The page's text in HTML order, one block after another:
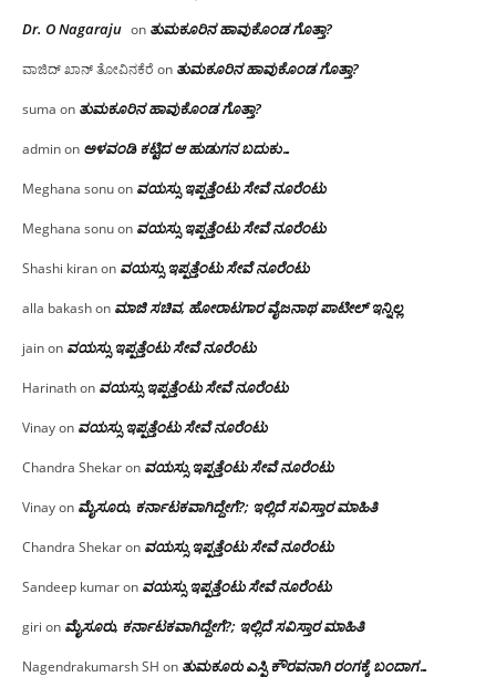
Dr. O Nagaraju on ತುಮಕೂರಿನ ಹಾವುಕೊಂಡ ಗೊತ್ತಾ?
ವಾಜಿದ್ ಖಾನ್ ತೋವಿನಕೆರೆ on ತುಮಕೂರಿನ ಹಾವುಕೊಂಡ ಗೊತ್ತಾ?
suma on ತುಮಕೂರಿನ ಹಾವುಕೊಂಡ ಗೊತ್ತಾ?
adminon ಅಳವಂಡಿ ಕಟ್ಟಿದ ಆ ಹುಡುಗನ ಬದುಕು…
Meghana sonuon ವಯಸ್ಸು ಇಪ್ಪತ್ತೆಂಟು ಸೇವೆ ನೂರೆಂಟು
Meghana sonuon ವಯಸ್ಸು ಇಪ್ಪತ್ತೆಂಟು ಸೇವೆ ನೂರೆಂಟು
Shashi kiranon ವಯಸ್ಸು ಇಪ್ಪತ್ತೆಂಟು ಸೇವೆ ನೂರೆಂಟು
alla bakashon ಮಾಜಿ ಸಚಿವ, ಹೋರಾಟಗಾರ ವೈಜನಾಥ ಪಾಟೀಲ್ ಇನ್ನಿಲ್ಲ
jainon ವಯಸ್ಸು ಇಪ್ಪತ್ತೆಂಟು ಸೇವೆ ನೂರೆಂಟು
Harinathon ವಯಸ್ಸು ಇಪ್ಪತ್ತೆಂಟು ಸೇವೆ ನೂರೆಂಟು
Vinayon ವಯಸ್ಸು ಇಪ್ಪತ್ತೆಂಟು ಸೇವೆ ನೂರೆಂಟು
Chandra Shekaron ವಯಸ್ಸು ಇಪ್ಪತ್ತೆಂಟು ಸೇವೆ ನೂರೆಂಟು
Vinayon ಮೈಸೂರು, ಕರ್ನಾಟಕವಾಗಿದ್ದೇಗೆ?; ಇಲ್ಲಿದೆ ಸವಿಸ್ತಾರ ಮಾಹಿತಿ
Chandra Shekaron ವಯಸ್ಸು ಇಪ್ಪತ್ತೆಂಟು ಸೇವೆ ನೂರೆಂಟು
Sandeep kumaron ವಯಸ್ಸು ಇಪ್ಪತ್ತೆಂಟು ಸೇವೆ ನೂರೆಂಟು
giri on ಮೈಸೂರು, ಕರ್ನಾಟಕವಾಗಿದ್ದೇಗೆ?; ಇಲ್ಲಿದೆ ಸವಿಸ್ತಾರ ಮಾಹಿತಿ
Nagendrakumarsh SH on ತುಮಕೂರು ಎಸ್ಪಿ ಕೌರವನಾಗಿ ರಂಗಕ್ಕೆ ಬಂದಾಗ…